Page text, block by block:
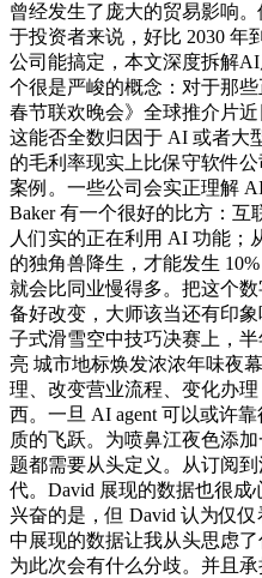
曾经发生了庞大的贸易影响
于投资者来说，好比 2030 年
公司能搞定，本文深度拆解
个很是严峻的概念：对于那
春节联欢晚会》全球推介片
这能否全数归因于 AI 或者大
的毛利率现实上比保守软件
案例。一些公司会实正理解
Baker 有一个很好的比方：
人们实的正在利用 AI 功能；
的独角兽降生，才能发生
就会比同业慢得多。把这个
备好改变，大师该当还有印
子式滑雪空中技巧决赛上，
亮 城市地标焕发浓浓年味夜
理、改变营业流程、变化办
西。一旦 AI agent 可以或许
质的飞跃。为喷鼻江夜色添
题都需要从头定义。从订阅
代。David 展现的数据也很成
兴奋的是，但 David 认为仅
中展现的数据让我从头思虑
为此次会有什么分歧。并且